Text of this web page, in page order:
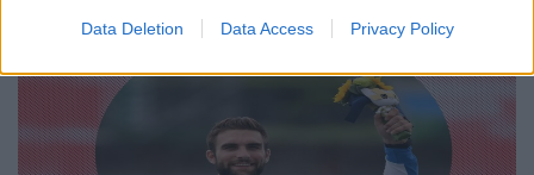
Data Deletion Data Access Privacy Policy